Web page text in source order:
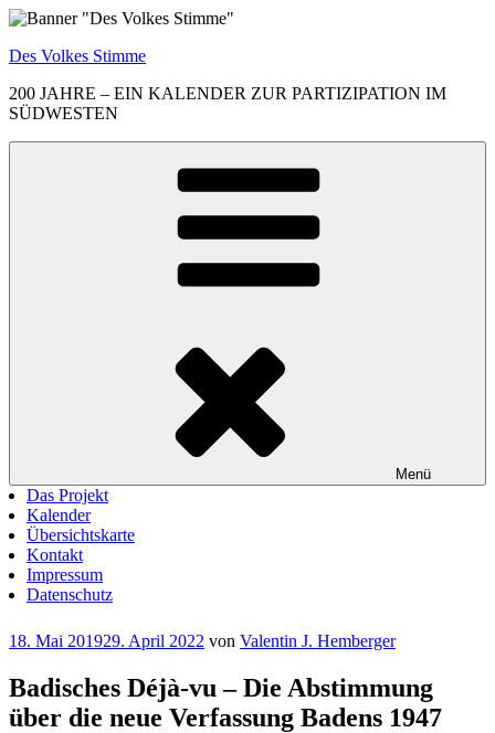
Zum
springen
Des Volkes Stimme
200 JAHRE – EIN KALENDER ZUR PARTIZIPATION IM
SÜDWESTEN
Menü
Das Projekt
Kalender
Übersichtskarte
Kontakt
Impressum
Datenschutz
Veröffentlicht
18. Mai 201929. April 2022 von Valentin J. Hemberger
Badisches Déjà-vu – Die Abstimmung
über die neue Verfassung Badens 1947